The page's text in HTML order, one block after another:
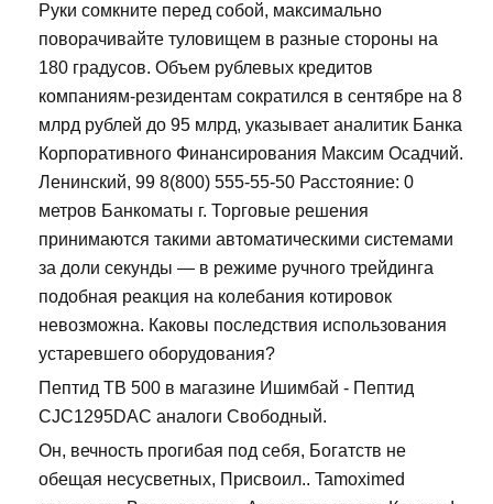
Руки сомкните перед собой, максимально
поворачивайте туловищем в разные стороны на
180 градусов. Объем рублевых кредитов
компаниям-резидентам сократился в сентябре на 8
млрд рублей до 95 млрд, указывает аналитик Банка
Корпоративного Финансирования Максим Осадчий.
Ленинский, 99 8(800) 555-55-50 Расстояние: 0
метров Банкоматы г. Торговые решения
принимаются такими автоматическими системами
за доли секунды — в режиме ручного трейдинга
подобная реакция на колебания котировок
невозможна. Каковы последствия использования
устаревшего оборудования?
Пептид TB 500 в магазине Ишимбай - Пептид
CJC1295DAC аналоги Свободный.
Он, вечность прогибая под себя, Богатств не
обещая несусветных, Присвоил.. Tamoximed